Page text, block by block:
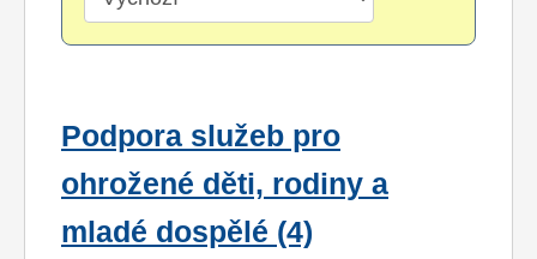
Podpora služeb pro
ohrožené děti, rodiny a
mladé dospělé (4)